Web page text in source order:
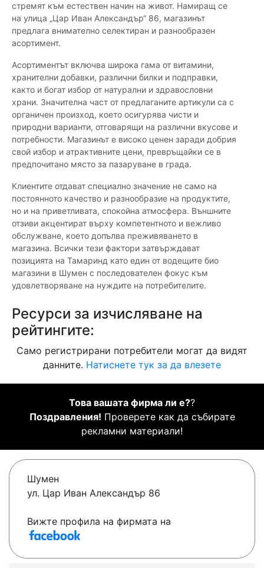
стремят към естествен начин на живот. Намиращ се
на улица „Цар Иван Александър“ 86, магазинът
предлага внимателно селектиран и разнообразен
асортимент.
Асортиментът включва широка гама от витамини,
хранителни добавки, различни билки и подправки,
както и богат избор от натурални и здравословни
храни. Значителна част от предлаганите артикули са с
органичен произход, което осигурява чисти и
природни варианти, отговарящи на различни вкусове и
потребности. Магазинът е високо ценен заради добрия
свой избор и атрактивните цени, превръщайки се в
предпочитано място за пазаруване в града.
Клиентите отдават специално значение не само на
постоянното качество и разнообразие на продуктите,
но и на приветливата, спокойна атмосфера. Външните
отзиви акцентират върху компетентното и вежливо
обслужване, което допълва преживяването в
магазина. Всички тези фактори затвърждават
позицията на Тамаринд като един от водещите био
магазини в Шумен с последователен фокус към
удовлетворяване на нуждите на потребителите.
Ресурси за изчисляване на
рейтингите:
Само регистрирани потребители могат да видят
данните. Натиснете тук за да влезете
Това вашата фирма ли е??
Поздравления! Проверете как да събирате
рекламни материали!
Шумен
ул. Цар Иван Александър 86
Вижте профила на фирмата на